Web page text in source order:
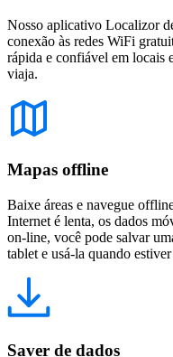
Nosso aplicativo Localizor
conexão às redes WiFi
rápida e confiável em locais
viaja.
Mapas offline
Baixe áreas e navegue
Internet é lenta, os dados
on-line, você pode salvar
tablet e usá-la quando
Saver de dados